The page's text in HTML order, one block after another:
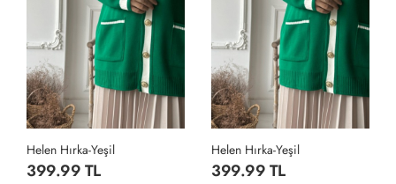
Helen Hırka-Yeşil
399.99 TL
Helen Hırka-Yeşil
399.99 TL